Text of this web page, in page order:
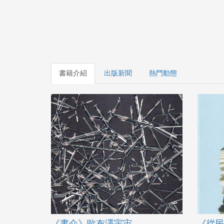
書籍介紹 出版新聞 熱門動態